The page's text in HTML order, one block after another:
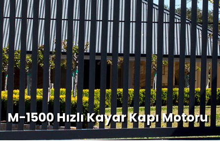
M-1500 Hızlı Kayar Kapı Motoru